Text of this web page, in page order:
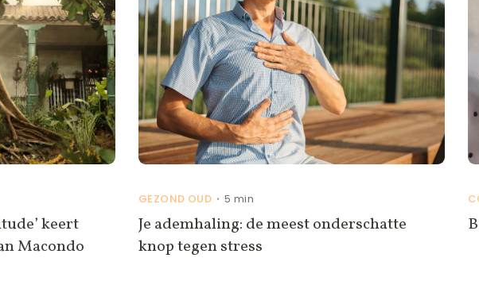
keert
Macondo
GEZOND OUD• 5 min
Je ademhaling: de meest onderschatte
knop tegen stress